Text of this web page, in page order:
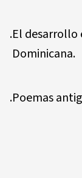
.El desarrollo
Dominicana.
.Poemas